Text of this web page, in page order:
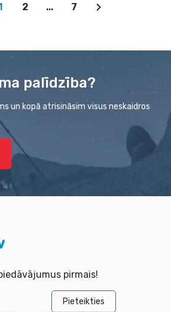
2 ... 7
palīdzība?
un kopā atrisināsim visus neskaidros
pirmais!
Pieteikties